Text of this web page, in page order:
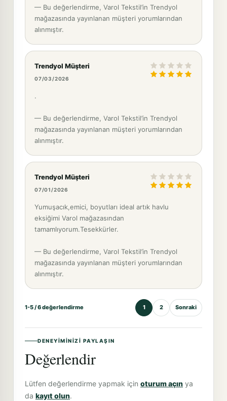
— Bu değerlendirme, Varol Tekstil’in Trendyol
mağazasında yayınlanan müşteri yorumlarından
alınmıştır.
Trendyol Müşteri
07/03/2026
.
— Bu değerlendirme, Varol Tekstil’in Trendyol
mağazasında yayınlanan müşteri yorumlarından
alınmıştır.
Trendyol Müşteri
07/01/2026
Yumuşacık,emici, boyutları ideal artık havlu
eksiğimi Varol mağazasından
tamamlıyorum.Tesekkürler.
— Bu değerlendirme, Varol Tekstil’in Trendyol
mağazasında yayınlanan müşteri yorumlarından
alınmıştır.
1-5 / 6 değerlendirme 1 2 Sonraki
DENEYIMINIZI PAYLAŞIN
Değerlendir
Lütfen değerlendirme yapmak için oturum açın ya
da kayıt olun.